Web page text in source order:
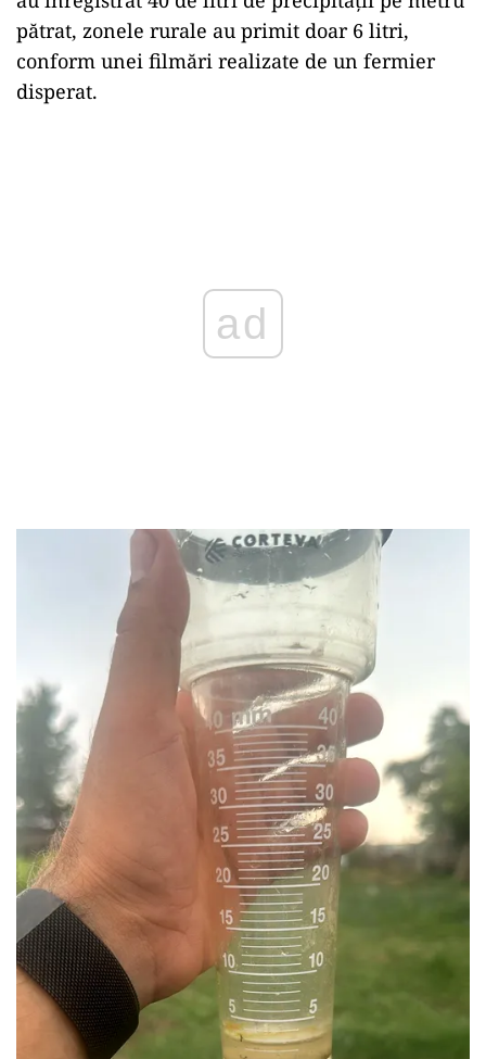
pătrat, zonele rurale au primit doar 6 litri,
conform unei filmări realizate de un fermier
disperat.
ad